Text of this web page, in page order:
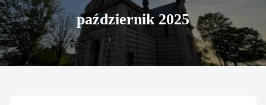
październik 2025